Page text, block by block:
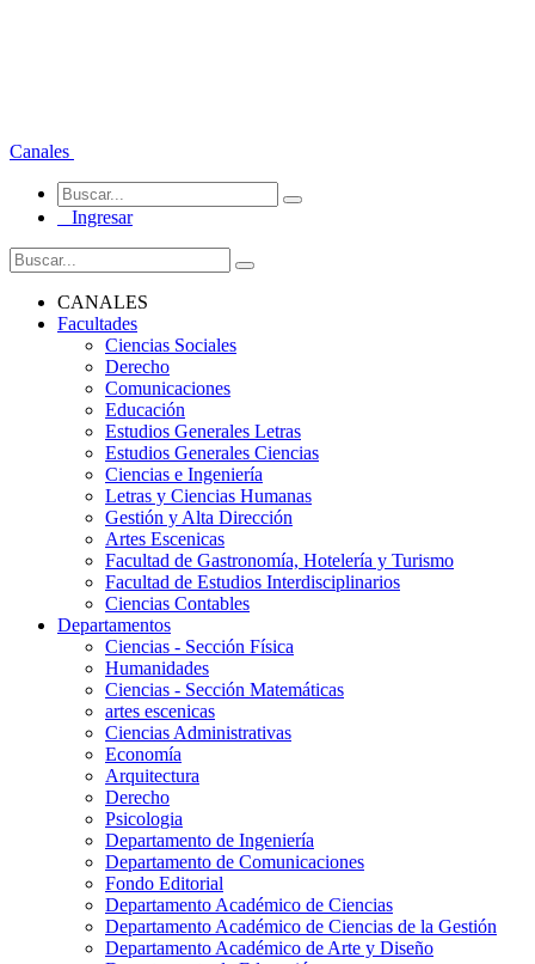
Canales
Ingresar
CANALES
Facultades
Ciencias Sociales
Derecho
Comunicaciones
Educación
Estudios Generales Letras
Estudios Generales Ciencias
Ciencias e Ingeniería
Letras y Ciencias Humanas
Gestión y Alta Dirección
Artes Escenicas
Facultad de Gastronomía, Hotelería y Turismo
Facultad de Estudios Interdisciplinarios
Ciencias Contables
Departamentos
Ciencias - Sección Física
Humanidades
Ciencias - Sección Matemáticas
artes escenicas
Ciencias Administrativas
Economía
Arquitectura
Derecho
Psicologia
Departamento de Ingeniería
Departamento de Comunicaciones
Fondo Editorial
Departamento Académico de Ciencias
Departamento Académico de Ciencias de la Gestión
Departamento Académico de Arte y Diseño